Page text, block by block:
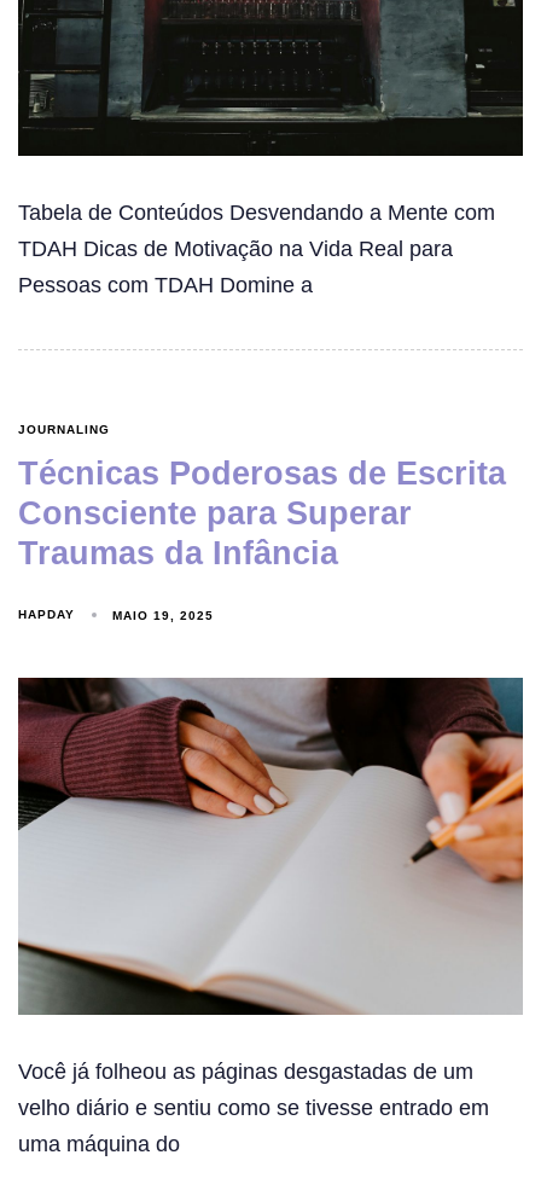
Tabela de Conteúdos Desvendando a Mente com
TDAH Dicas de Motivação na Vida Real para
Pessoas com TDAH Domine a
JOURNALING
Técnicas Poderosas de Escrita
Consciente para Superar
Traumas da Infância
HAPDAY MAIO 19, 2025
Você já folheou as páginas desgastadas de um
velho diário e sentiu como se tivesse entrado em
uma máquina do